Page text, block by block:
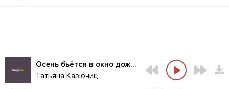
Осень бьётся в окно дождём
Татьяна Казючиц